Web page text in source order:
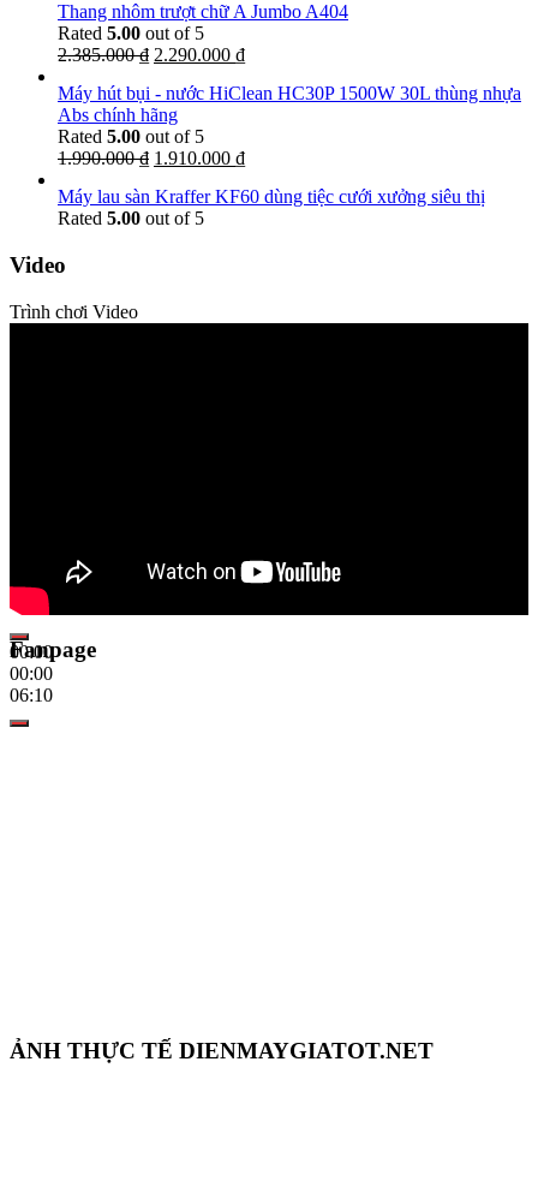
Thang nhôm trượt chữ A Jumbo A404
Rated 5.00 out of 5
2.385.000₫ 2.290.000 ₫
Máy hút bụi - nước HiClean HC30P 1500W 30L thùng nhựa
Abs chính hãng
Rated 5.00 out of 5
1.990.000₫ 1.910.000 ₫
Máy lau sàn Kraffer KF60 dùng tiệc cưới xưởng siêu thị
Rated 5.00 out of 5
Video
Trình chơi Video
00:00
00:00
06:10
Fanpage
ẢNH THỰC TẾ DIENMAYGIATOT.NET